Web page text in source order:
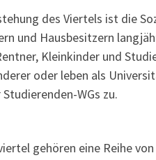
des Viertels ist die
und Hausbesitzern
Kleinkinder und
oder leben als
WGs zu.
gehören eine Reihe